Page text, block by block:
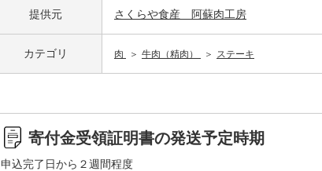
提供元 さくらや食産 阿蘇肉工房
カテゴリ 肉 牛肉（精肉） ステーキ
寄付金受領証明書の発送予定時期
申込完了日から２週間程度